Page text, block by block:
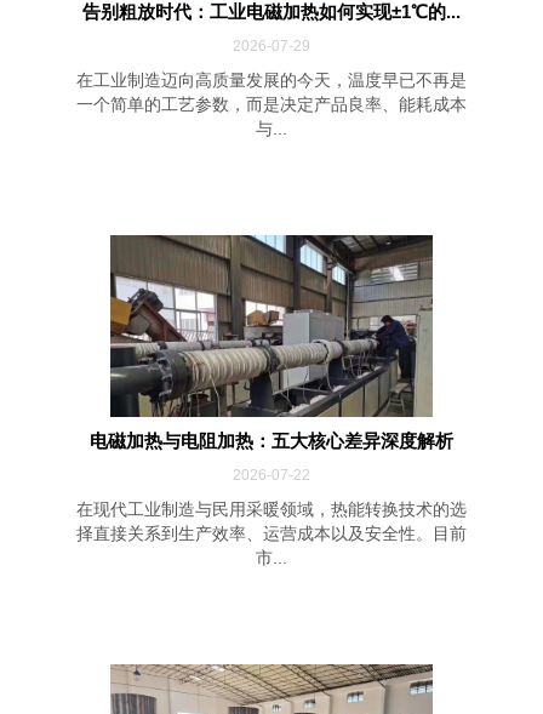
告别粗放时代：工业电磁加热如何实现±1℃的...
2026-07-29
在工业制造迈向高质量发展的今天，温度早已不再是
一个简单的工艺参数，而是决定产品良率、能耗成本
与...
电磁加热与电阻加热：五大核心差异深度解析
2026-07-22
在现代工业制造与民用采暖领域，热能转换技术的选
择直接关系到生产效率、运营成本以及安全性。目前
市...